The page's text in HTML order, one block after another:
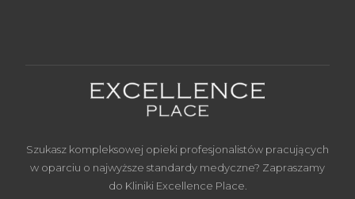
Szukasz kompleksowej opieki profesjonalistów pracujących
w oparciu o najwyższe standardy medyczne? Zapraszamy
do Kliniki Excellence Place.